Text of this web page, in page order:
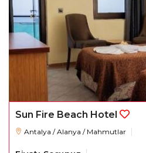
Sun Fire Beach Hotel
Antalya / Alanya / Mahmutlar